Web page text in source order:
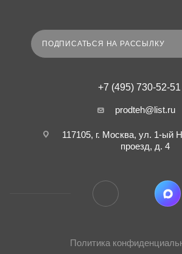
ПОДПИСАТЬСЯ НА РАССЫЛКУ
+7 (495) 730-52-51
prodteh@list.ru
117105, г. Москва, ул. 1-ый
проезд, д. 4
Политика